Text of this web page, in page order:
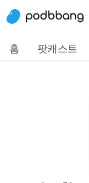
홈 팟캐스트